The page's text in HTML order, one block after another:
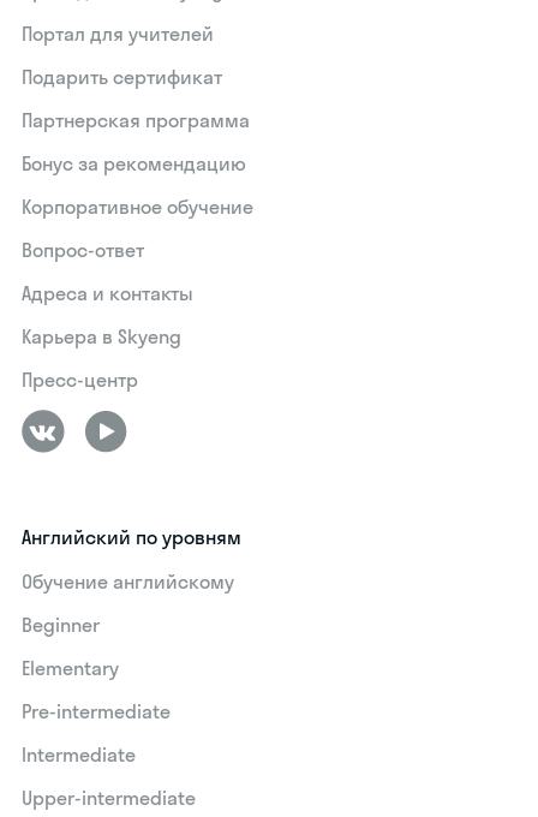
Портал для учителей
Подарить сертификат
Партнерская программа
Бонус за рекомендацию
Корпоративное обучение
Вопрос-ответ
Адреса и контакты
Карьера в Skyeng
Пресс-центр
Английский по уровням
Обучение английскому
Beginner
Elementary
Pre-intermediate
Intermediate
Upper-intermediate